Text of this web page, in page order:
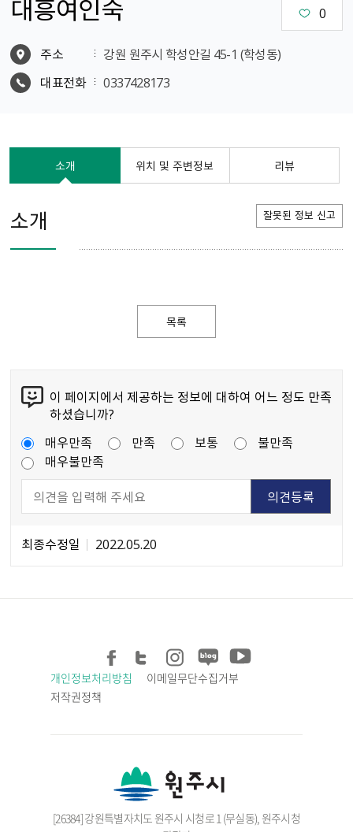
대흥여인숙 0
주소
강원 원주시 학성안길 45-1 (학성동)
대표전화
0337428173
소개 위치 및 주변정보 리뷰
소개 잘못된 정보 신고
목록
이 페이지에서 제공하는 정보에 대하여 어느 정도 만족
하셨습니까?
매우만족
만족 보통
불만족
매우불만족
최종수정일 2022.05.20
개인정보처리방침
이메일무단수집거부
저작권정책
[26384] 강원특별자치도 원주시 시청로 1 (무실동), 원주시청